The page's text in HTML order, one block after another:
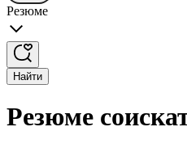
Резюме
Найти
Резюме